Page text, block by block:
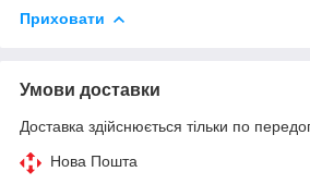
Приховати
Умови доставки
Доставка здійснюється тільки по
Нова Пошта